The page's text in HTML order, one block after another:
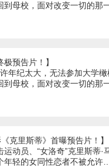
到母校，面对改变一切的那
极预告片！】
年纪太大，无法参加大学
到母校，面对改变一切的那
克里斯蒂》首曝预告片！】
动员、“女洛奇”克里斯蒂
年轻的女同性恋者不被允许